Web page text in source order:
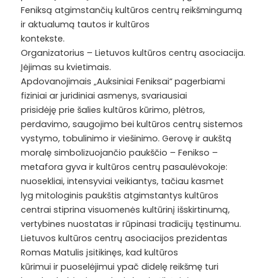
Feniksą atgimstančių kultūros centrų reikšmingumą
ir aktualumą tautos ir kultūros
kontekste.
Organizatorius – Lietuvos kultūros centrų asociacija.
Įėjimas su kvietimais.
Apdovanojimais „Auksiniai Feniksai“ pagerbiami
fiziniai ar juridiniai asmenys, svariausiai
prisidėję prie šalies kultūros kūrimo, plėtros,
perdavimo, saugojimo bei kultūros centrų sistemos
vystymo, tobulinimo ir viešinimo. Gerovę ir aukštą
moralę simbolizuojančio paukščio – Fenikso –
metafora gyva ir kultūros centrų pasaulėvokoje:
nuosekliai, intensyviai veikiantys, tačiau kasmet
lyg mitologinis paukštis atgimstantys kultūros
centrai stiprina visuomenės kultūrinį išskirtinumą,
vertybines nuostatas ir rūpinasi tradicijų tęstinumu.
Lietuvos kultūros centrų asociacijos prezidentas
Romas Matulis įsitikinęs, kad kultūros
kūrimui ir puoselėjimui ypač didelę reikšmę turi